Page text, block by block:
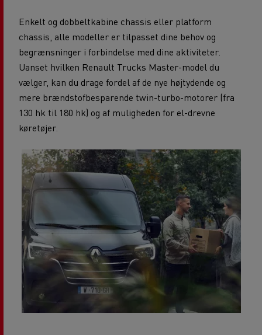
Enkelt og dobbeltkabine chassis eller platform
chassis, alle modeller er tilpasset dine behov og
begrænsninger i forbindelse med dine aktiviteter.
Uanset hvilken Renault Trucks Master-model du
vælger, kan du drage fordel af de nye højtydende og
mere brændstofbesparende twin-turbo-motorer (fra
130 hk til 180 hk) og af muligheden for el-drevne
køretøjer.